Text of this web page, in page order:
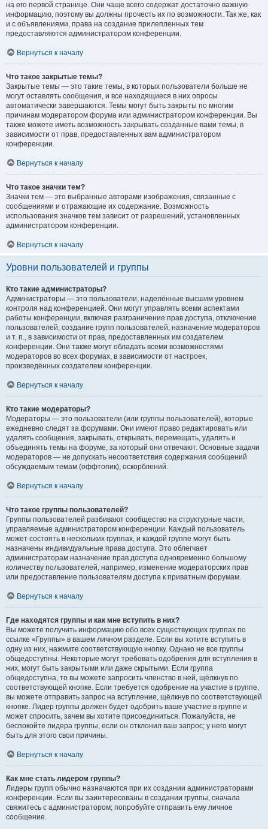
на его первой странице. Они чаще всего содержат достаточно важную
информацию, поэтому вы должны прочесть их по возможности. Так же, как
и с объявлениями, права на создание прилепленных тем
предоставляются администратором конференции.
Вернуться к началу
Что такое закрытые темы?
Закрытые темы — это такие темы, в которых пользователи больше не
могут оставлять сообщения, и все находящиеся в них опросы
автоматически завершаются. Темы могут быть закрыты по многим
причинам модератором форума или администратором конференции. Вы
также можете иметь возможность закрывать созданные вами темы, в
зависимости от прав, предоставленных вам администратором
конференции.
Вернуться к началу
Что такое значки тем?
Значки тем — это выбранные авторами изображения, связанные с
сообщениями и отражающие их содержание. Возможность
использования значков тем зависит от разрешений, установленных
администратором конференции.
Вернуться к началу
Уровни пользователей и группы
Кто такие администраторы?
Администраторы — это пользователи, наделённые высшим уровнем
контроля над конференцией. Они могут управлять всеми аспектами
работы конференции, включая разграничение прав доступа, отключение
пользователей, создание групп пользователей, назначение модераторов
и т. п., в зависимости от прав, предоставленных им создателем
конференции. Они также могут обладать всеми возможностями
модераторов во всех форумах, в зависимости от настроек,
произведённых создателем конференции.
Вернуться к началу
Кто такие модераторы?
Модераторы — это пользователи (или группы пользователей), которые
ежедневно следят за форумами. Они имеют право редактировать или
удалять сообщения, закрывать, открывать, перемещать, удалять и
объединять темы на форуме, за который они отвечают. Основные задачи
модераторов — не допускать несоответствия содержания сообщений
обсуждаемым темам (оффтопик), оскорблений.
Вернуться к началу
Что такое группы пользователей?
Группы пользователей разбивают сообщество на структурные части,
управляемые администратором конференции. Каждый пользователь
может состоять в нескольких группах, и каждой группе могут быть
назначены индивидуальные права доступа. Это облегчает
администраторам назначение прав доступа одновременно большому
количеству пользователей, например, изменение модераторских прав
или предоставление пользователям доступа к приватным форумам.
Вернуться к началу
Где находятся группы и как мне вступить в них?
Вы можете получить информацию обо всех существующих группах по
ссылке «Группы» в вашем личном разделе. Если вы хотите вступить в
одну из них, нажмите соответствующую кнопку. Однако не все группы
общедоступны. Некоторые могут требовать одобрения для вступления в
них, могут быть закрытыми или даже скрытыми. Если группа
общедоступна, то вы можете запросить членство в ней, щёлкнув по
соответствующей кнопке. Если требуется одобрение на участие в группе,
вы можете отправить запрос на вступление, щёлкнув по соответствующей
кнопке. Лидер группы должен будет одобрить ваше участие в группе и
может спросить, зачем вы хотите присоединиться. Пожалуйста, не
беспокойте лидера группы, если он отклонил ваш запрос; у него могут
быть для этого свои причины.
Вернуться к началу
Как мне стать лидером группы?
Лидеры групп обычно назначаются при их создании администраторами
конференции. Если вы заинтересованы в создании группы, сначала
свяжитесь с администратором; попробуйте отправить ему личное
сообщение.